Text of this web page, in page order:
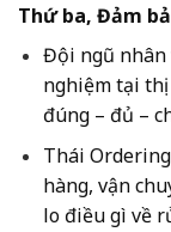
Thứ ba, Đảm
Đội ngũ nhân
nghiệm tại
đúng – đủ –
Thái
hàng, vận
lo điều gì về